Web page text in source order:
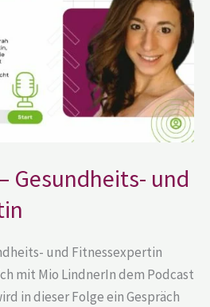
Gesundheits- und
und Fitnessexpertin
mit Mio LindnerIn dem Podcast
in dieser Folge ein Gespräch